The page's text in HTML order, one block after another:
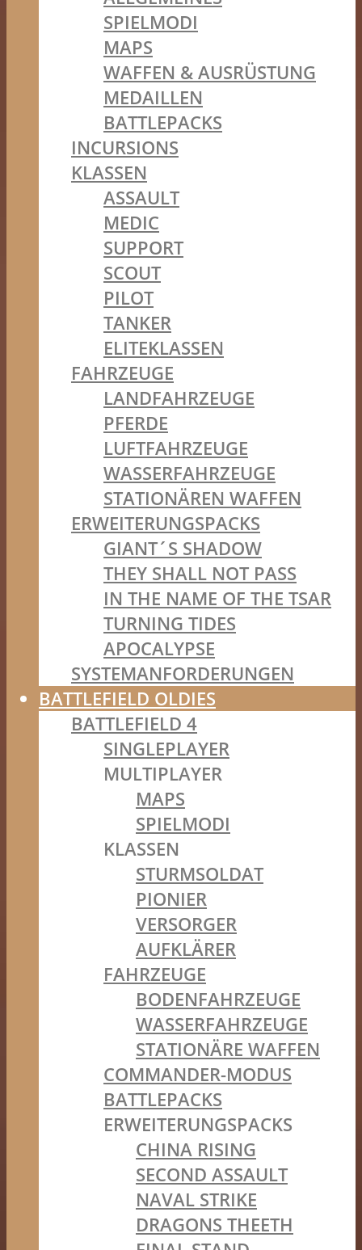
SPIELMODI
MAPS
WAFFEN & AUSRÜSTUNG
MEDAILLEN
BATTLEPACKS
INCURSIONS
KLASSEN
ASSAULT
MEDIC
SUPPORT
SCOUT
PILOT
TANKER
ELITEKLASSEN
FAHRZEUGE
LANDFAHRZEUGE
PFERDE
LUFTFAHRZEUGE
WASSERFAHRZEUGE
STATIONÄREN WAFFEN
ERWEITERUNGSPACKS
GIANT´S SHADOW
THEY SHALL NOT PASS
IN THE NAME OF THE TSAR
TURNING TIDES
APOCALYPSE
SYSTEMANFORDERUNGEN
BATTLEFIELD OLDIES
BATTLEFIELD 4
SINGLEPLAYER
MULTIPLAYER
MAPS
SPIELMODI
KLASSEN
STURMSOLDAT
PIONIER
VERSORGER
AUFKLÄRER
FAHRZEUGE
BODENFAHRZEUGE
WASSERFAHRZEUGE
STATIONÄRE WAFFEN
COMMANDER-MODUS
BATTLEPACKS
ERWEITERUNGSPACKS
CHINA RISING
SECOND ASSAULT
NAVAL STRIKE
DRAGONS THEETH